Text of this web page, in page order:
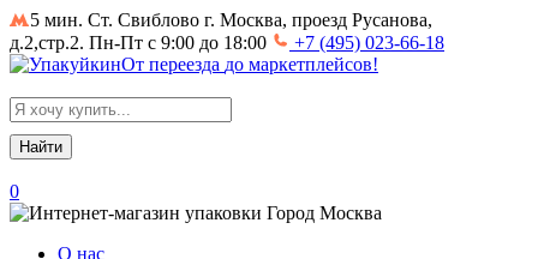
5 мин. Ст. Свиблово г. Москва, проезд Русанова,
д.2,стр.2. Пн-Пт с 9:00 до 18:00
+7 (495) 023-66-18
От переезда до маркетплейсов!
Search
for:
0
Город Москва
О нас